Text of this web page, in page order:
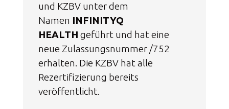
und KZBV unter dem
Namen INFINITYQ
HEALTH geführt und hat eine
neue Zulassungsnummer /752
erhalten. Die KZBV hat alle
Rezertifizierung bereits
veröffentlicht.